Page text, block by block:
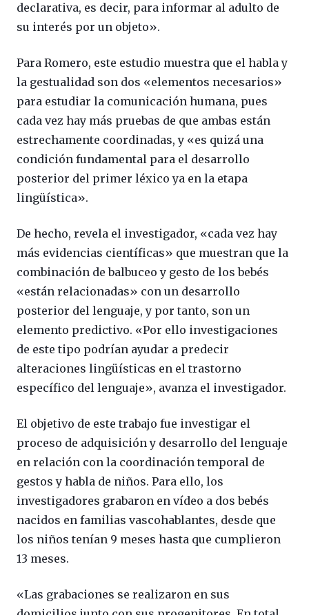
declarativa, es decir, para informar al adulto de
su interés por un objeto».
Para Romero, este estudio muestra que el habla y
la gestualidad son dos «elementos necesarios»
para estudiar la comunicación humana, pues
cada vez hay más pruebas de que ambas están
estrechamente coordinadas, y «es quizá una
condición fundamental para el desarrollo
posterior del primer léxico ya en la etapa
lingüística».
De hecho, revela el investigador, «cada vez hay
más evidencias científicas» que muestran que la
combinación de balbuceo y gesto de los bebés
«están relacionadas» con un desarrollo
posterior del lenguaje, y por tanto, son un
elemento predictivo. «Por ello investigaciones
de este tipo podrían ayudar a predecir
alteraciones lingüísticas en el trastorno
específico del lenguaje», avanza el investigador.
El objetivo de este trabajo fue investigar el
proceso de adquisición y desarrollo del lenguaje
en relación con la coordinación temporal de
gestos y habla de niños. Para ello, los
investigadores grabaron en vídeo a dos bebés
nacidos en familias vascohablantes, desde que
los niños tenían 9 meses hasta que cumplieron
13 meses.
«Las grabaciones se realizaron en sus